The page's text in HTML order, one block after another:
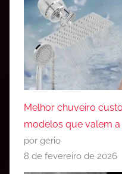
Melhor chuveiro
modelos que valem
por gerio
8 de fevereiro de 2026